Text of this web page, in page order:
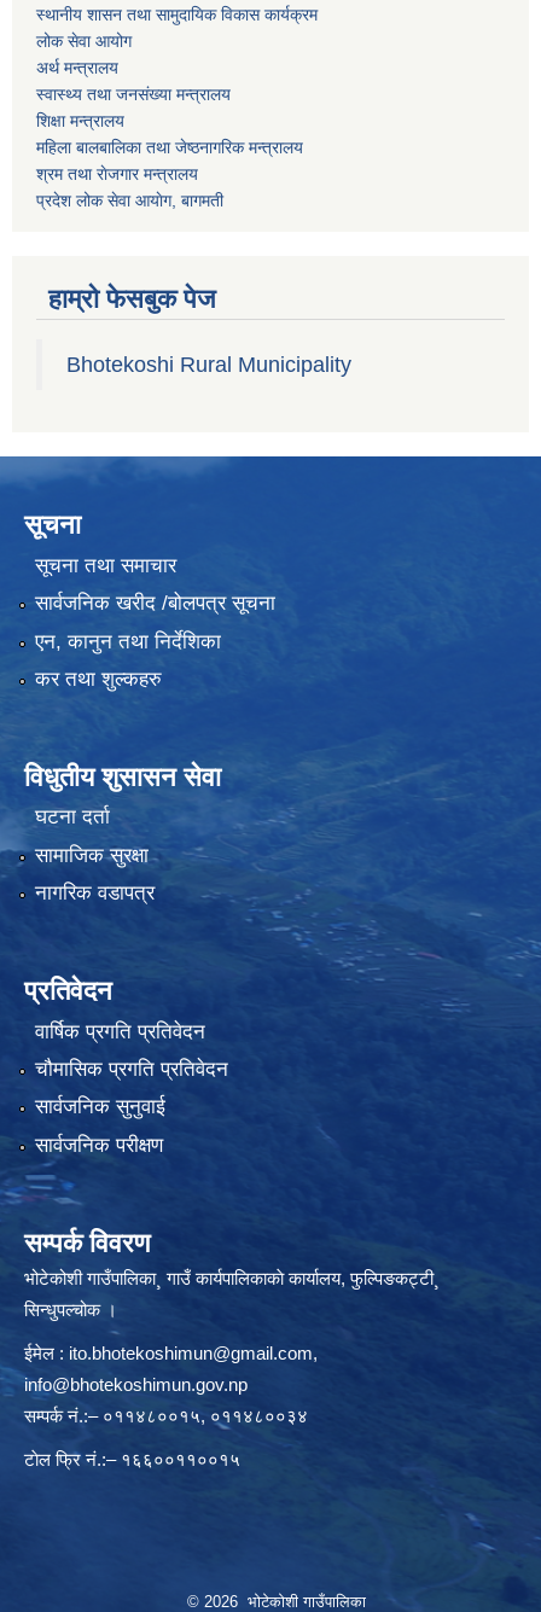
स्थानीय शासन तथा सामुदायिक विकास कार्यक्रम
लोक सेवा आयोग
अर्थ मन्त्रालय
स्वास्थ्य तथा जनस‌ंख्या मन्त्रालय
शिक्षा मन्त्रालय
महिला बालबालिका तथा जेष्ठनागरिक मन्त्रालय
श्रम तथा राेजगार मन्त्रालय
प्रदेश लोक सेवा आयाेग, बागमती
हाम्रो फेसबुक पेज
Bhotekoshi Rural Municipality
सूचना
सूचना तथा समाचार
सार्वजनिक खरीद /बोलपत्र सूचना
एन, कानुन तथा निर्देशिका
कर तथा शुल्कहरु
विधुतीय शुसासन सेवा
घटना दर्ता
सामाजिक सुरक्षा
नागरिक वडापत्र
प्रतिवेदन
वार्षिक प्रगति प्रतिवेदन
चौमासिक प्रगति प्रतिवेदन
सार्वजनिक सुनुवाई
सार्वजनिक परीक्षण
सम्पर्क विवरण
भोटेकोशी गाउँपालिका¸ गाउँ कार्यपालिकाकाे कार्यालय, फुल्पिङकट्टी¸
सिन्धुपल्चोक ।
ईमेल : ito.bhotekoshimun@gmail.com,
info@bhotekoshimun.gov.np
सम्पर्क नं.:– ०११४८००१५, ०११४८००३४
टाेल फ्रि नं.:– १६६००११००१५
© 2026 भोटेकोशी गाउँपालिका